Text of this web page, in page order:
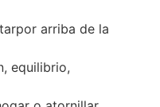
arriba de la
equilibrio,